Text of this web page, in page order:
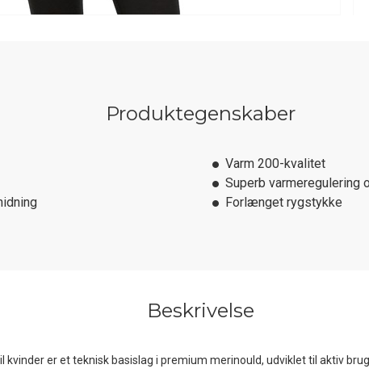
Produktegenskaber
Varm 200-kvalitet
Superb varmeregulering
Forlænget rygstykke
Beskrivelse
kvinder er et teknisk basislag i premium merinould, udviklet til aktiv